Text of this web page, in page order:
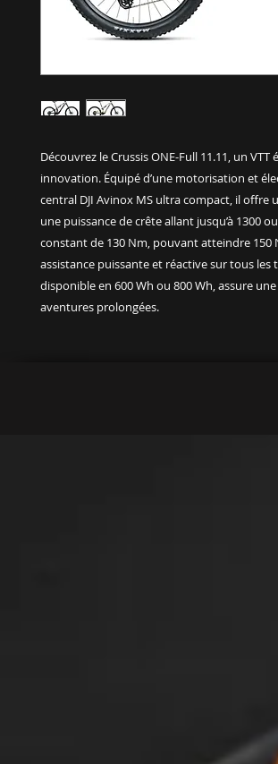
Découvrez le Crussis ONE-Full 11.11, un
innovation. Équipé d’une motorisation et
central DJI Avinox MS ultra compact, il offre
une puissance de crête allant jusqu’à 1300
constant de 130 Nm, pouvant atteindre
assistance puissante et réactive sur tous
disponible en 600 Wh ou 800 Wh, assure
aventures prolongées.